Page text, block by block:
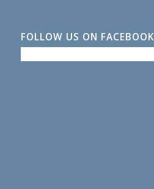
FOLLOW US ON FACEBOOK